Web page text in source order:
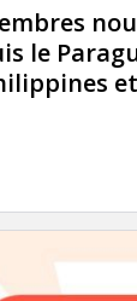
le